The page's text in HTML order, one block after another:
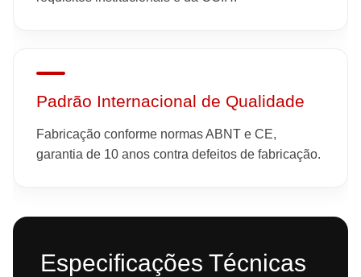
Padrão Internacional de Qualidade
Fabricação conforme normas ABNT e CE,
garantia de 10 anos contra defeitos de fabricação.
Especificações Técnicas